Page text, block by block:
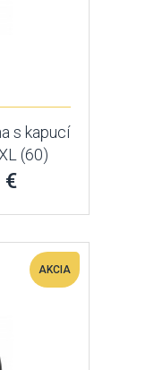
s kapucí
(60)
€
AKCIA